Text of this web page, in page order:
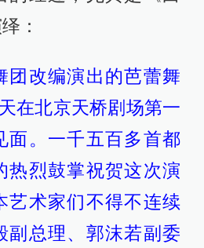
：
团改编演出的芭蕾舞
在北京天桥剧场第一
面。一千五百多首都
热烈鼓掌祝贺这次演
艺术家们不得不连续
副总理、郭沫若副委